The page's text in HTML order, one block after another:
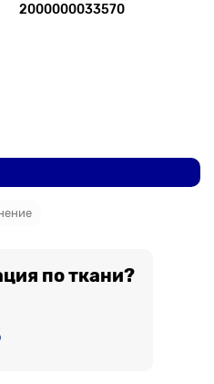
2000000033570
по ткани?